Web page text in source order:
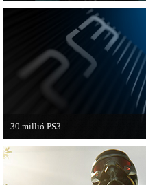
Több jel is utal arra, hogy készülőben
van a Ghost Recon: Future Soldier
következő epizódja.
30 millió PS3
A PAL régióban a PS3 átlépte a 30
milliós eladott darabszámot.